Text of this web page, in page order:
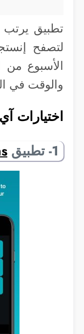
تطبيق
لتصفح
الأسبوع من
والوقت في
اختيارات
1- تطبيق